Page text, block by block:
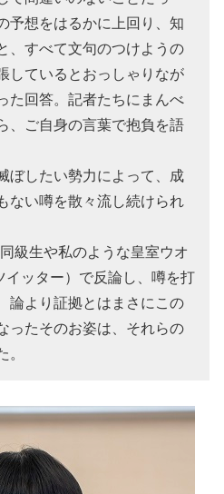
予想をはるかに上回り、知
、すべて文句のつけようの
しているとおっしゃりなが
た回答。記者たちにまんべ
、ご自身の言葉で抱負を語
ぼしたい勢力によって、成
ない噂を散々流し続けられ
級生や私のような皇室ウオ
ッター）で反論し、噂を打
論より証拠とはまさにこの
ったそのお姿は、それらの